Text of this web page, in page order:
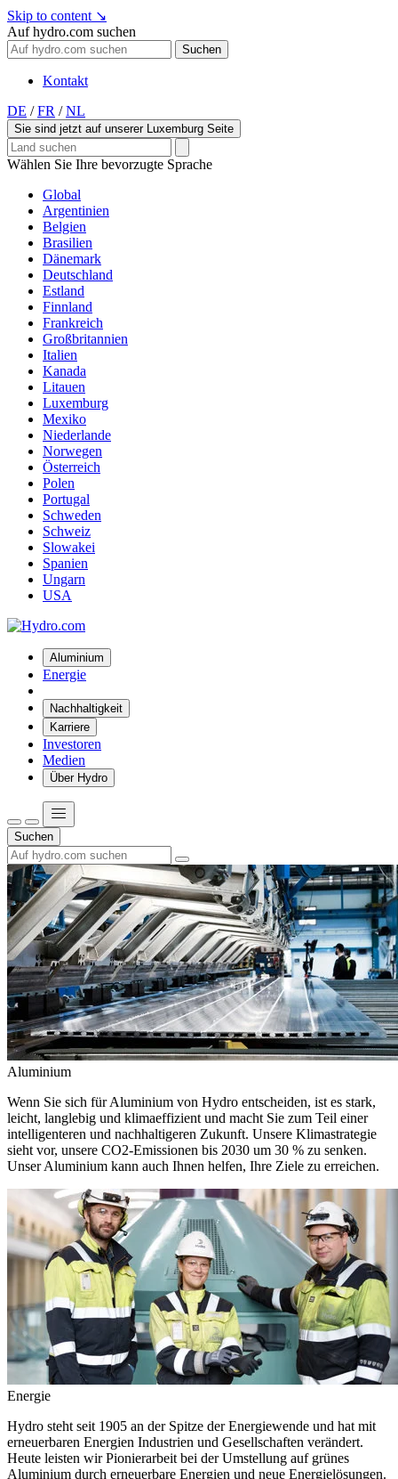
Skip to content ↘
Auf hydro.com suchen
Suchen
Kontakt
DE / FR / NL
Sie sind jetzt auf unserer Luxemburg Seite
Wählen Sie Ihre bevorzugte Sprache
Global
Argentinien
Belgien
Brasilien
Dänemark
Deutschland
Estland
Finnland
Frankreich
Großbritannien
Italien
Kanada
Litauen
Luxemburg
Mexiko
Niederlande
Norwegen
Österreich
Polen
Portugal
Schweden
Schweiz
Slowakei
Spanien
Ungarn
USA
Aluminium
Energie
Nachhaltigkeit
Karriere
Investoren
Medien
Über Hydro
Suchen
Aluminium
Wenn Sie sich für Aluminium von Hydro entscheiden, ist es stark,
leicht, langlebig und klimaeffizient und macht Sie zum Teil einer
intelligenteren und nachhaltigeren Zukunft. Unsere Klimastrategie
sieht vor, unsere CO2-Emissionen bis 2030 um 30 % zu senken.
Unser Aluminium kann auch Ihnen helfen, Ihre Ziele zu erreichen.
Energie
Hydro steht seit 1905 an der Spitze der Energiewende und hat mit
erneuerbaren Energien Industrien und Gesellschaften verändert.
Heute leisten wir Pionierarbeit bei der Umstellung auf grünes
Aluminium durch erneuerbare Energien und neue Energielösungen.